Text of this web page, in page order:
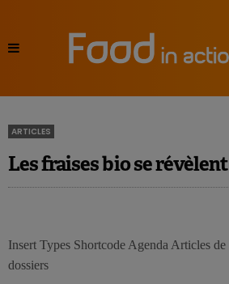
ARTICLES
Les fraises bio se
Insert Types Shortcode Agenda Articles
dossiers